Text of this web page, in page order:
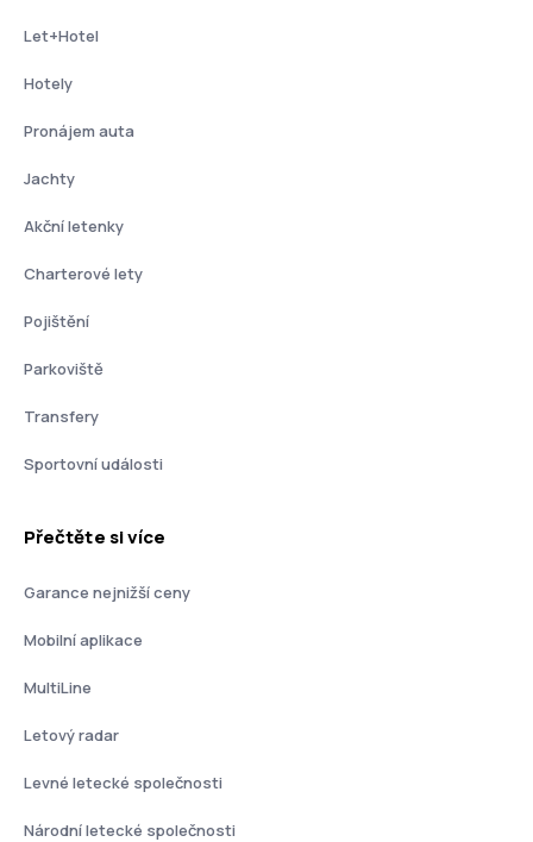
Let+Hotel
Hotely
Pronájem auta
Jachty
Akční letenky
Charterové lety
Pojištění
Parkoviště
Transfery
Sportovní události
Přečtěte si více
Garance nejnižší ceny
Mobilní aplikace
MultiLine
Letový radar
Levné letecké společnosti
Národní letecké společnosti